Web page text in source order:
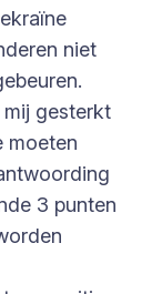
niet
mij gesterkt
moeten
3 punten